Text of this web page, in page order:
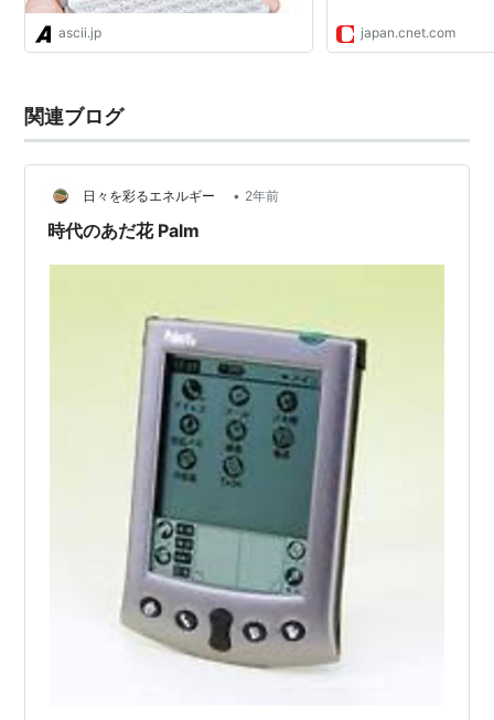
PEG-N750C [2001年9月発売] 「Yosemite2」
'ysm2'
PEG-T600C [2001年12月発売] 「Modena」 'mdna'
PEG-NR70 [2002年3月発売] 「Redwood」 'rdwd'
PEG-T650C [2002年6月発売] 「Naples」 'npls'
PEG-SJ30 [2002年8月発売] 「Hawaii」 'hwai'
PEG-NX70V [2002年10月発売] 「Cordoba」 'crdb'
PEG-NX60 [2002年10月発売]
PEG-NZ90 [2003年1月発売] 「Granada」 'grnd'
PEG-TG50 [2003年3月発売] 「Verona」 'vrna'
PEG-NX73V [2003年6月発売] 「Toledo」 'tldo'
PEG-NX80V [2003年6月発売] 「Madrid」 'mdrd'
PEG-UX50 [2003年8月発売] 「Primeur」 'prmr'
PEG-TJ25 [2003年10月発売] 「Gohan」 'goha'
PEG-TJ37 [2004年2月発売] 「Luke」 'luke'
PEG-TH55 [2004年2月発売] 「Atom」 'atom'
PEG-TH55DK [2004年9月発売]
PEG-VZ90 [2004年9月発売]
カラーバリエーションを含めない。
ascii.jp japan.cnet.com
関連ブログ
日々を彩るエネルギー • 2年前
時代のあだ花 Palm